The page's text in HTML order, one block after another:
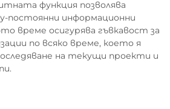
функция позволява
постоянни информационни
време осигурява гъвкавост за
по всяко време, което я
на текущи проекти и